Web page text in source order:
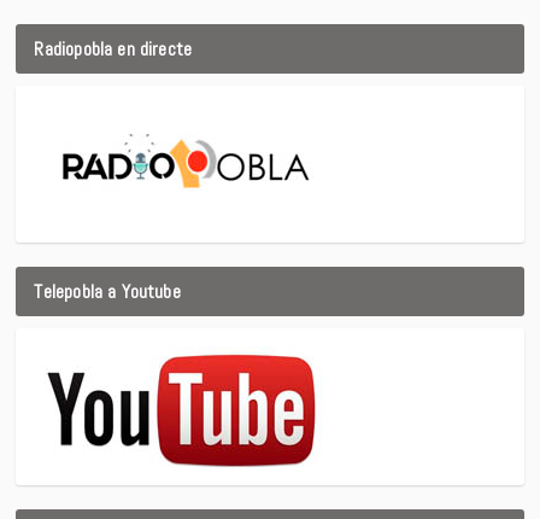
Radiopobla en directe
Telepobla a Youtube